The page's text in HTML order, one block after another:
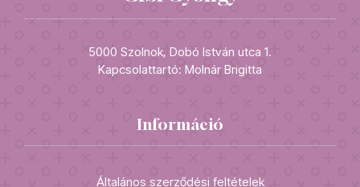
5000 Szolnok, Dobó István utca 1.
Kapcsolattartó: Molnár Brigitta
Információ
Általános szerződési feltételek